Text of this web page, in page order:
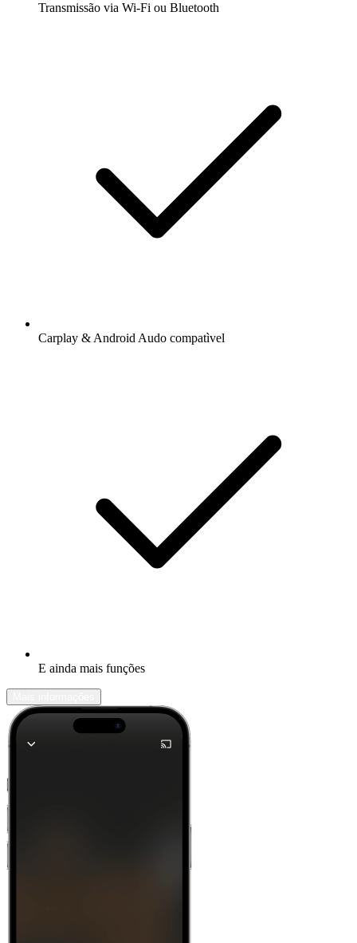
Transmissão via Wi-Fi ou Bluetooth
Carplay & Android Audo compatìvel
E ainda mais funções